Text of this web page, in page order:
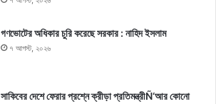
গণভোটের অধিকার চুরি করেছে সরকার : নাহিদ ইসলাম
৭ আগস্ট, ২০২৬
সাকিবের দেশে ফেরার প্রশ্নে ক্রীড়া প্রতিমন্ত্রীÑ‘আর কোনো